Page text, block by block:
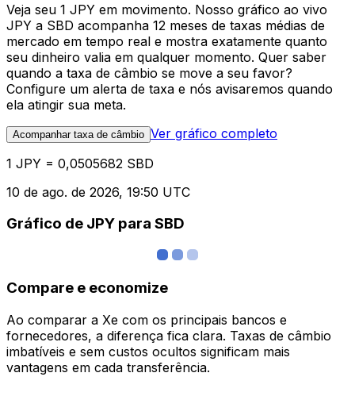
Veja seu 1 JPY em movimento. Nosso gráfico ao vivo
JPY a SBD acompanha 12 meses de taxas médias de
mercado em tempo real e mostra exatamente quanto
seu dinheiro valia em qualquer momento. Quer saber
quando a taxa de câmbio se move a seu favor?
Configure um alerta de taxa e nós avisaremos quando
ela atingir sua meta.
Acompanhar taxa de câmbio Ver gráfico completo
1 JPY = 0,0505682 SBD
10 de ago. de 2026, 19:50 UTC
Gráfico de JPY para SBD
Compare e economize
Ao comparar a Xe com os principais bancos e
fornecedores, a diferença fica clara. Taxas de câmbio
imbatíveis e sem custos ocultos significam mais
vantagens em cada transferência.